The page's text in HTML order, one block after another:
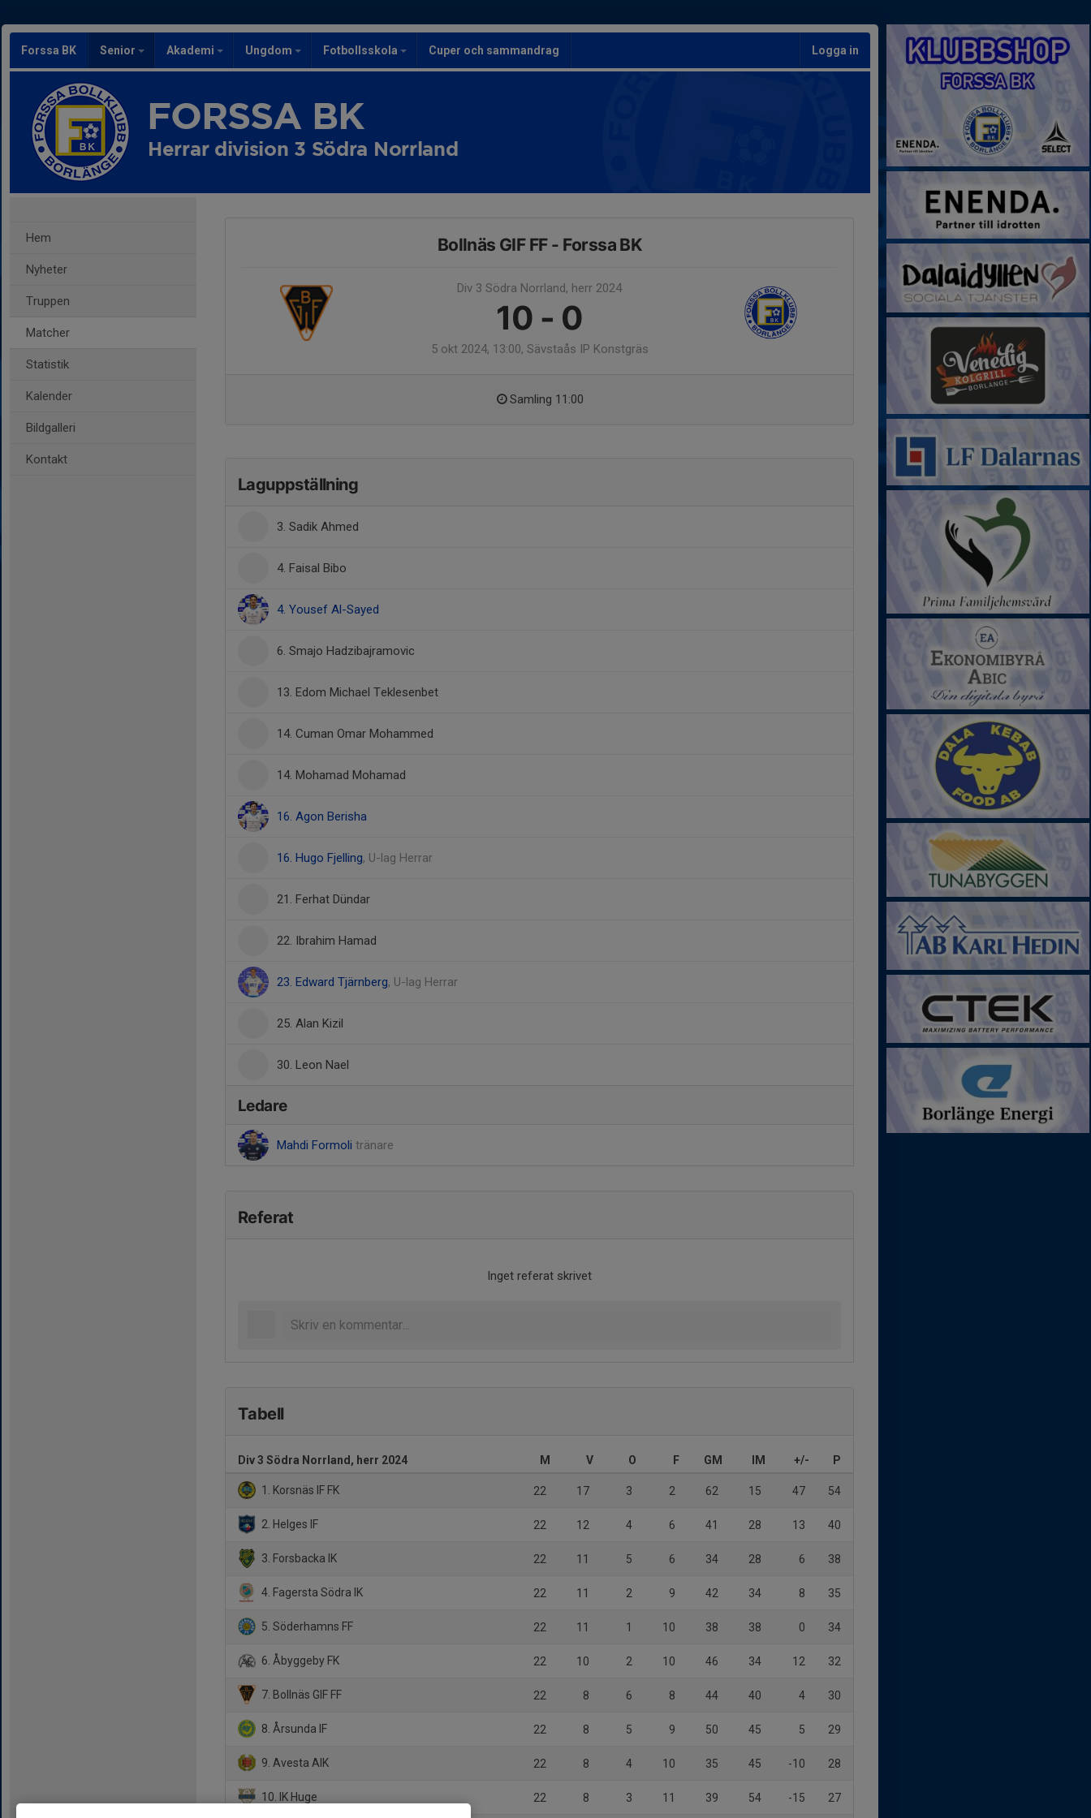
Forssa BK Senior Akademi Ungdom Fotbollsskola Cuper och sammandrag Logga in
FORSSA BK
Herrar division 3 Södra Norrland
Hem
Nyheter
Truppen
Matcher
Statistik
Kalender
Bildgalleri
Kontakt
Bollnäs GIF FF - Forssa BK
Div 3 Södra Norrland, herr 2024
10 - 0
5 okt 2024, 13:00, Sävstaås IP Konstgräs
Samling 11:00
Laguppställning
3. Sadik Ahmed
4. Faisal Bibo
4. Yousef Al-Sayed
6. Smajo Hadzibajramovic
13. Edom Michael Teklesenbet
14. Cuman Omar Mohammed
14. Mohamad Mohamad
16. Agon Berisha
16. Hugo Fjelling, U-lag Herrar
21. Ferhat Dündar
22. Ibrahim Hamad
23. Edward Tjärnberg, U-lag Herrar
25. Alan Kizil
30. Leon Nael
Ledare
Mahdi Formoli tränare
Referat
Inget referat skrivet
Tabell
Div 3 Södra Norrland, herr 2024 M V O F GM IM +/- P
1. Korsnäs IF FK 22 17 3 2 62 15 47 54
2. Helges IF 22 12 4 6 41 28 13 40
3. Forsbacka IK 22 11 5 6 34 28 6 38
4. Fagersta Södra IK 22 11 2 9 42 34 8 35
5. Söderhamns FF 22 11 1 10 38 38 0 34
6. Åbyggeby FK 22 10 2 10 46 34 12 32
7. Bollnäs GIF FF 22 8 6 8 44 40 4 30
8. Årsunda IF 22 8 5 9 50 45 5 29
9. Avesta AIK 22 8 4 10 35 45 -10 28
10. IK Huge 22 8 3 11 39 54 -15 27